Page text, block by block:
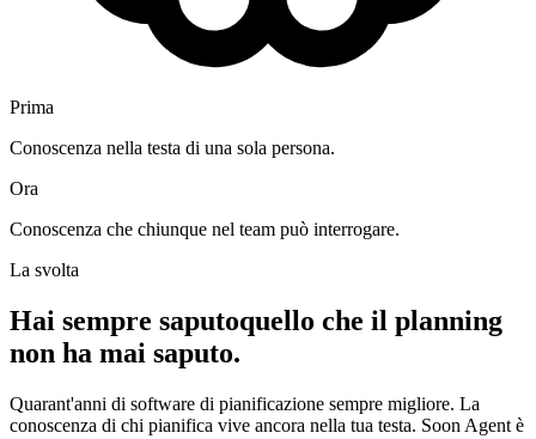
Prima
Conoscenza nella testa di una sola persona.
Ora
Conoscenza che chiunque nel team può interrogare.
La svolta
Hai sempre saputoquello che il planning
non ha mai saputo.
Quarant'anni di software di pianificazione sempre migliore. La
conoscenza di chi pianifica vive ancora nella tua testa. Soon Agent è